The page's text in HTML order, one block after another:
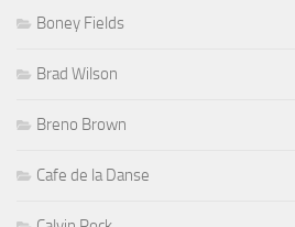
Boney Fields
Brad Wilson
Breno Brown
Cafe de la Danse